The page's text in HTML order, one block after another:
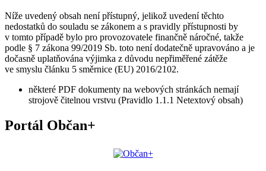
Níže uvedený obsah není přístupný, jelikož uvedení těchto
nedostatků do souladu se zákonem a s pravidly přístupnosti by
v tomto případě bylo pro provozovatele finančně náročné, takže
podle § 7 zákona 99/2019 Sb. toto není dodatečně upravováno a je
dočasně uplatňována výjimka z důvodu nepřiměřené zátěže
ve smyslu článku 5 směrnice (EU) 2016/2102.
některé PDF dokumenty na webových stránkách nemají
strojově čitelnou vrstvu (Pravidlo 1.1.1 Netextový obsah)
Portál Občan+